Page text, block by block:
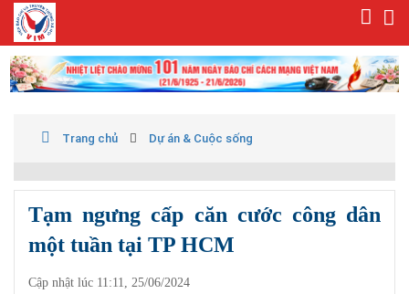
Trang chủ Dự án & Cuộc sống
Tạm ngưng cấp căn cước công dân
một tuần tại TP HCM
Cập nhật lúc 11:11, 25/06/2024